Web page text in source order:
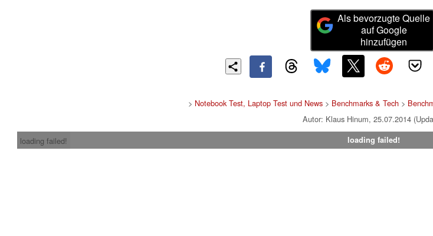
Als bevorzugte Quelle
auf Google
hinzufügen
> Notebook Test, Laptop Test und News > Benchmarks & Tech >
Autor: Klaus Hinum, 25.07.2014
loading failed!
loading failed!